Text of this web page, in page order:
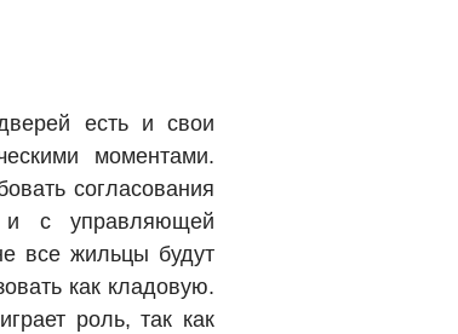
есть и свои
моментами.
согласования
с управляющей
все жильцы будут
как кладовую.
роль, так как